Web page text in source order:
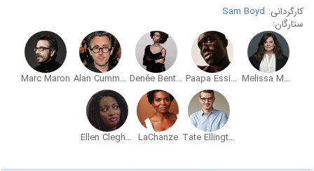
کارگردانی: Sam Boyd
ستارگان:
Melissa McCarthy
Paapa Essiedu
Denée Benton
Alan Cumming
Marc Maron
Tate Ellington
LaChanze
Ellen Cleghorne